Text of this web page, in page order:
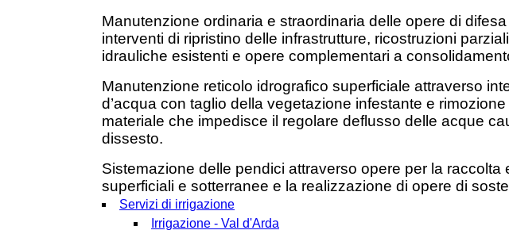
Manutenzione ordinaria e straordinaria delle opere di
interventi di ripristino delle infrastrutture, ricostruzioni
idrauliche esistenti e opere complementari a
Manutenzione reticolo idrografico superficiale attraverso
d’acqua con taglio della vegetazione infestante e
materiale che impedisce il regolare deflusso delle acque
dissesto.
Sistemazione delle pendici attraverso opere per la raccolta
superficiali e sotterranee e la realizzazione di opere di
Servizi di irrigazione
Irrigazione - Val d'Arda